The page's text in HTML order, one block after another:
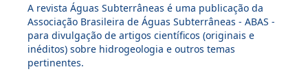
A revista Águas Subterrâneas é uma publicação da
Associação Brasileira de Águas Subterrâneas - ABAS -
para divulgação de artigos científicos (originais e
inéditos) sobre hidrogeologia e outros temas
pertinentes.